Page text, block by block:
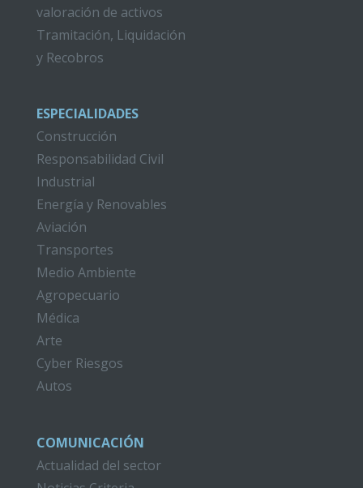
valoración de activos
Tramitación, Liquidación
y Recobros
ESPECIALIDADES
Construcción
Responsabilidad Civil
Industrial
Energía y Renovables
Aviación
Transportes
Medio Ambiente
Agropecuario
Médica
Arte
Cyber Riesgos
Autos
COMUNICACIÓN
Actualidad del sector